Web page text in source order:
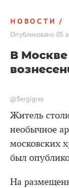
НОВОСТИ
Опубликовано 05
В
@Sergigres
Житель
необычное
московских
был
На